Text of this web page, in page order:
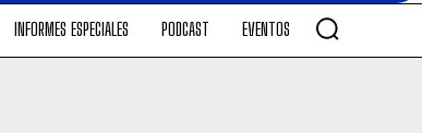
INFORMES ESPECIALES PODCAST EVENTOS